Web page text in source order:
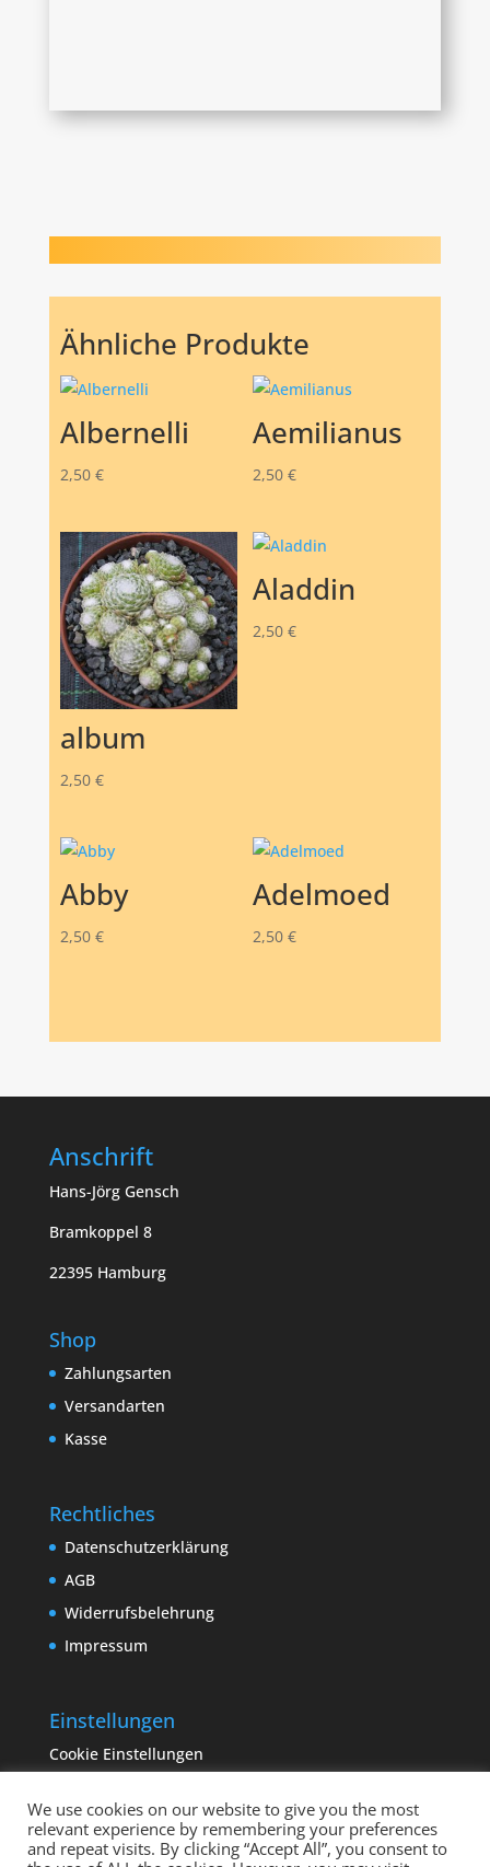
Ähnliche Produkte
Albernelli
2,50 €
Aemilianus
2,50 €
album
2,50 €
Aladdin
2,50 €
Abby
2,50 €
Adelmoed
2,50 €
Anschrift
Hans-Jörg Gensch
Bramkoppel 8
22395 Hamburg
Shop
Zahlungsarten
Versandarten
Kasse
Rechtliches
Datenschutzerklärung
AGB
Widerrufsbelehrung
Impressum
Einstellungen
Cookie Einstellungen
We use cookies on our website to give you the most
relevant experience by remembering your preferences
and repeat visits. By clicking “Accept All”, you consent to